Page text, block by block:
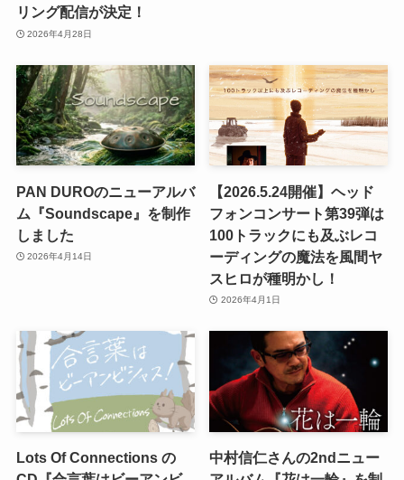
リング配信が決定！
2026年4月28日
PAN DUROのニューアルバ
ム『Soundscape』を制作
しました
2026年4月14日
【2026.5.24開催】ヘッド
フォンコンサート第39弾は
100トラックにも及ぶレコ
ーディングの魔法を風間ヤ
スヒロが種明かし！
2026年4月1日
Lots Of Connections の
中村信仁さんの2ndニュー